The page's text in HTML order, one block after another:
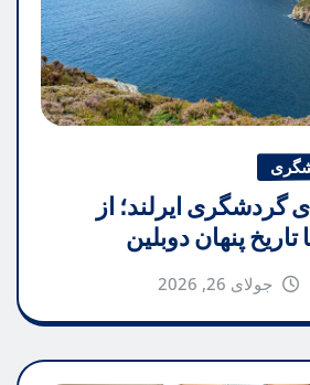
گردشگری ایرلند؛ از
پنهان دوبلین
جولای 26, 2026